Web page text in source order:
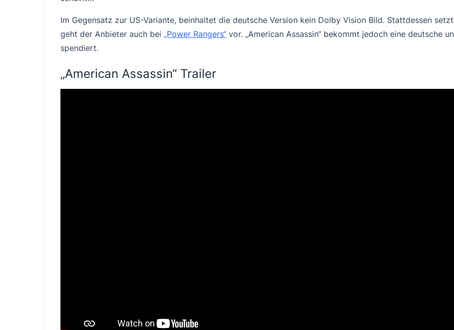
Im Gegensatz zur US-Variante, beinhaltet die deutsche Version kein Dolby Vision Bild. Stattdessen
geht der Anbieter auch bei „Power Rangers“ vor. „American Assassin“ bekommt jedoch eine deutsche
spendiert.
„American Assassin“ Trailer